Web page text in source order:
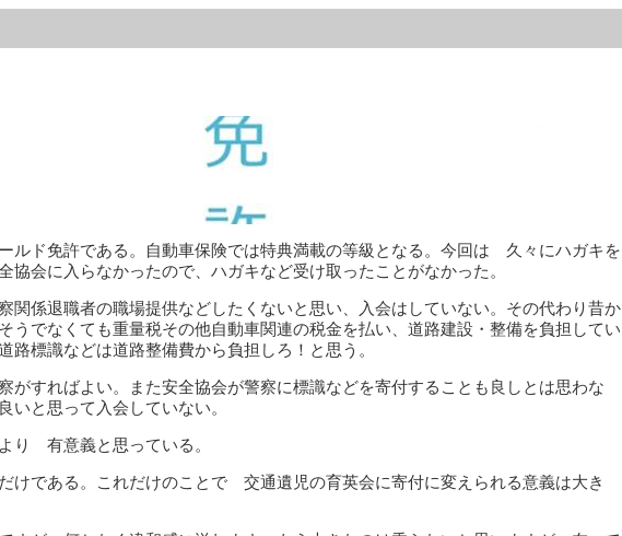
ルド免許である。自動車保険では特典満載の等級となる。今回は 久々にハガキを
会に入らなかったので、ハガキなど受け取ったことがなかった。
係退職者の職場提供などしたくないと思い、入会はしていない。その代わり昔か
でなくても重量税その他自動車関連の税金を払い、道路建設・整備を負担してい
標識などは道路整備費から負担しろ！と思う。
すればよい。また安全協会が警察に標識などを寄付することも良しとは思わな
いと思って入会していない。
り 有意義と思っている。
である。これだけのことで 交通遺児の育英会に寄付に変えられる意義は大き